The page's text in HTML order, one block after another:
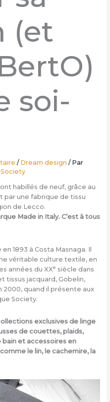
(et
soi-
/ Dream design / Par
habillés de neuf, grâce au
par une fabrique de tissu
de Lecco.
Made in Italy. C’est à tous
1893 à Costa Masnaga. Il
véritable culture textile, en
années du XXe siècle dans
tissus jacquard, Gobelin,
2000, quand il présente aux
Society.
exclusives de linge
de couettes, plaids,
bain et accessoires en
le lin, le cachemire, la